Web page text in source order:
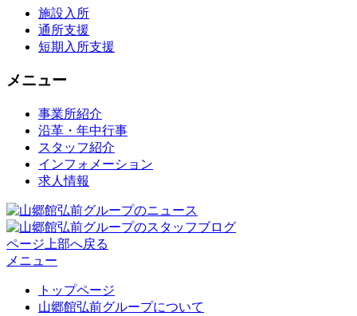
施設入所
通所支援
短期入所支援
メニュー
事業所紹介
沿革・年中行事
スタッフ紹介
インフォメーション
求人情報
ページ上部へ戻る
メニュー
トップページ
山郷館弘前グループについて